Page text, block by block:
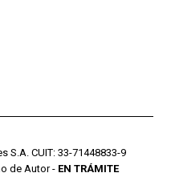
S.A. CUIT: 33-71448833-9
de Autor - EN TRÁMITE